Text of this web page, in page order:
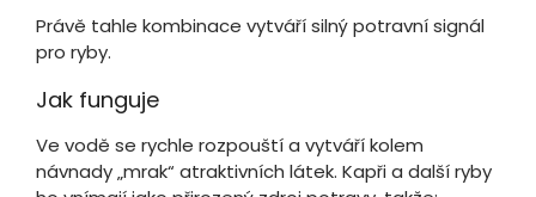
Právě tahle kombinace vytváří silný potravní signál
pro ryby.
Jak funguje
Ve vodě se rychle rozpouští a vytváří kolem
návnady „mrak“ atraktivních látek. Kapři a další ryby